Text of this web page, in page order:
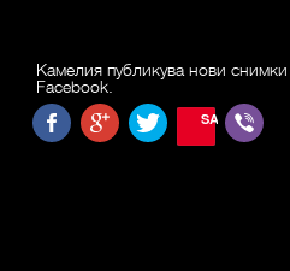
Камелия публикува нови
Facebook.
SAVE